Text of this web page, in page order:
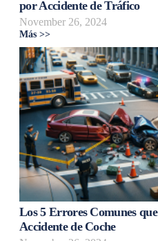
por Accidente de Tráfico
November 26, 2024
Más >>
Los 5 Errores Comunes
Accidente de Coche